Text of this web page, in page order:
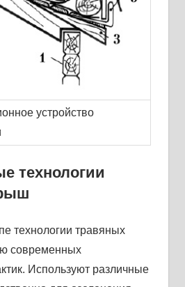
устройство
технологии
технологии травяных
современных
Используют различные